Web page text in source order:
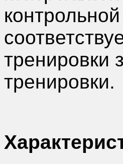
тренировки
тренировки.